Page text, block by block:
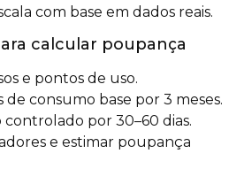
com base em dados reais.
calcular poupança
e pontos de uso.
de consumo base por 3 meses.
por 30–60 dias.
e estimar poupança